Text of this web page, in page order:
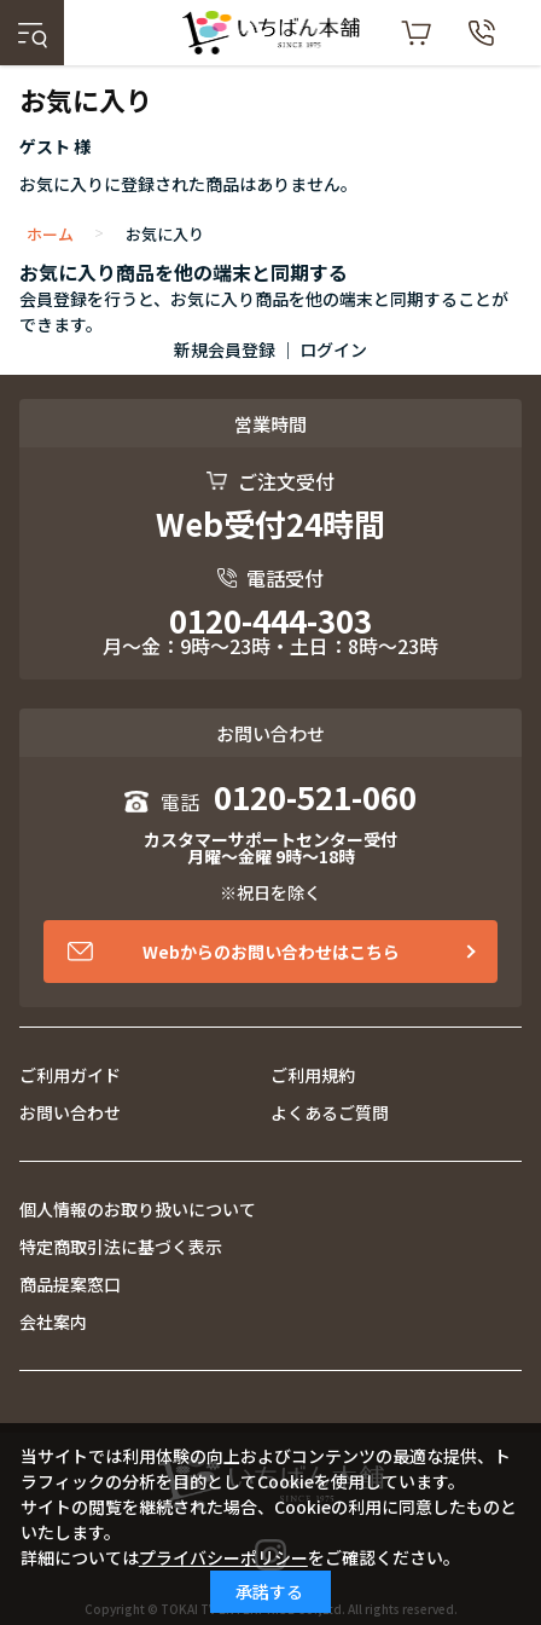
お気に入り
ゲスト 様
お気に入りに登録された商品はありません。
ホーム お気に入り
お気に入り商品を他の端末と同期する
会員登録を行うと、お気に入り商品を他の端末と同期することが
できます。
新規会員登録 ｜ ログイン
営業時間
ご注文受付
Web受付24時間
電話受付
0120-444-303
月～金：9時～23時・土日：8時～23時
お問い合わせ
0120-521-060
カスタマーサポートセンター受付
月曜～金曜 9時～18時
※祝日を除く
Webからのお問い合わせはこちら
ご利用ガイド
ご利用規約
お問い合わせ
よくあるご質問
個人情報のお取り扱いについて
特定商取引法に基づく表示
商品提案窓口
会社案内
Copyright © TOKAI TV ENTERPRISE Co.,Ltd. All rights reserved.
当サイトでは利用体験の向上およびコンテンツの最適な提供、ト
ラフィックの分析を目的としてCookieを使用しています。
サイトの閲覧を継続された場合、Cookieの利用に同意したものと
いたします。
詳細についてはプライバシーポリシーをご確認ください。
承諾する